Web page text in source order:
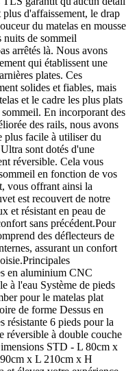
d'affaissement, le drap
du matelas en mousse
nuits de sommeil
arrêtés là. Nous avons
qui établissent une
plates. Ces
solides et fiables, mais
et le cadre les plus plats
En incorporant des
des rails, nous avons
plus facile à utiliser du
sont dotés d'une
réversible. Cela vous
en fonction de vos
vous offrant ainsi la
est recouvert de notre
et résistant en peau de
sans précédent.Pour
des déflecteurs de
assurant un confort
en aluminium CNC
à l'eau Système de pieds
pour le matelas plat
de forme Dessus en
résistante 6 pieds pour la
réversible à double couche
STD - L 80cm x
x L 210cm x H